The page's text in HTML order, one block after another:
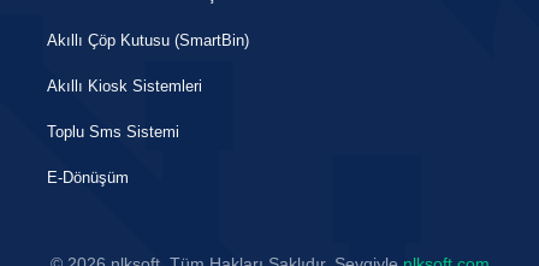
Akıllı Çöp Kutusu (SmartBin)
Akıllı Kiosk Sistemleri
Toplu Sms Sistemi
E-Dönüşüm